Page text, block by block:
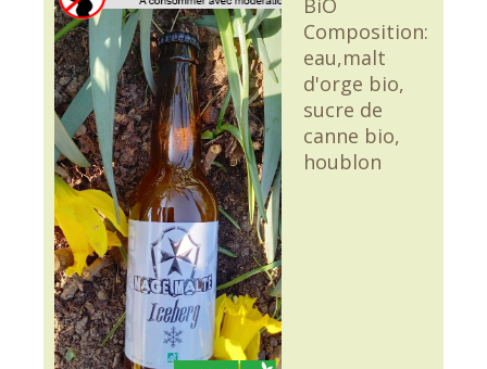
BiO
Composition:
eau,malt
d'orge bio,
sucre de
canne bio,
houblon